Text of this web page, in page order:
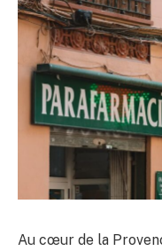
Au cœur de la